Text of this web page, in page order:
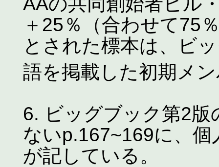
＋25％（合わせて75
とされた標本は、ビ
語を掲載した初期メ
6. ビッグブック第2
ないp.167~169に、
が記している。